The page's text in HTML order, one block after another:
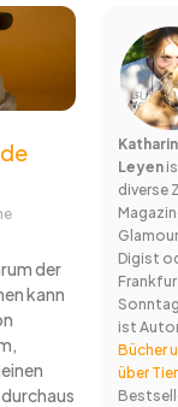
der
kann
Leyen
diverse
Digist
ist
Bücher
über